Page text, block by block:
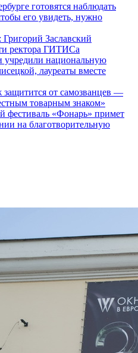
готовятся наблюдать
его увидеть, нужно
Заславский
ректора ГИТИСа
учредили национальную
лауреаты вместе
от самозванцев —
товарным знаком»
фестиваль «Фонарь» примет
на благотворительную